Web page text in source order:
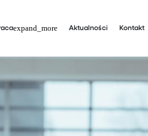
Aktualności Kontakt